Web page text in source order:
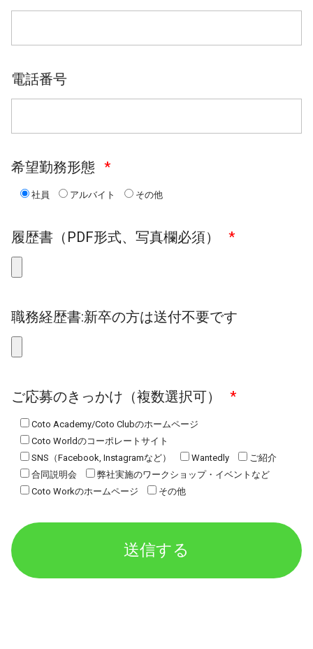
電話番号
希望勤務形態
社員 アルバイト その他
履歴書（PDF形式、写真欄必須）
職務経歴書:新卒の方は送付不要です
ご応募のきっかけ（複数選択可）
Coto Academy/Coto Clubのホームページ
Coto Worldのコーポレートサイト
SNS（Facebook, Instagramなど）
Wantedly
ご紹介
合同説明会
弊社実施のワークショップ・イベントなど
Coto Workのホームページ
その他